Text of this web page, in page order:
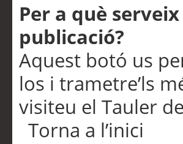
Per a què
publicació?
Aquest botó us
los i trametre’ls
visiteu el Tauler
Torna a l’inici